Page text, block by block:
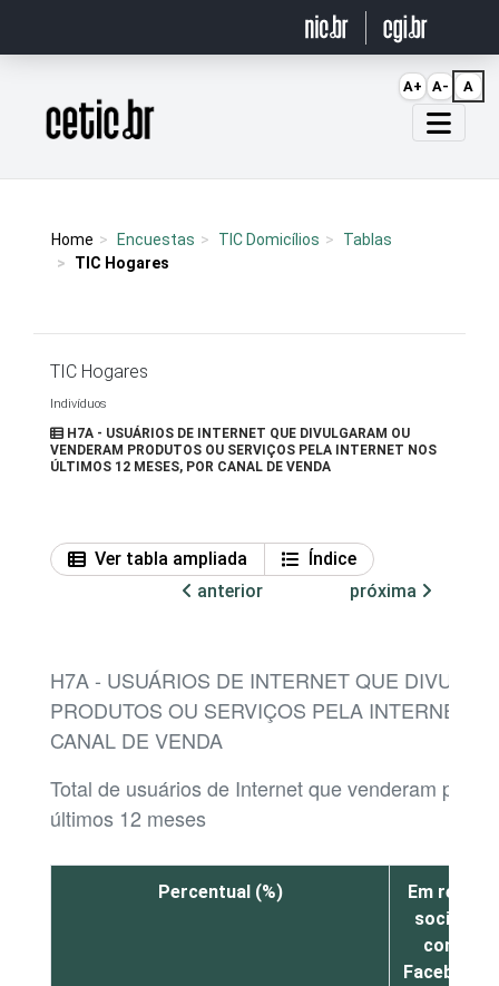
Página inicial
Home Encuestas TIC Domicílios
Tablas
TIC Hogares
TIC Hogares
Indivíduos
H7A - USUÁRIOS DE INTERNET QUE DIVULGARAM OU
VENDERAM PRODUTOS OU SERVIÇOS PELA INTERNET NOS
ÚLTIMOS 12 MESES, POR CANAL DE VENDA
Ver tabla ampliada
Índice
anterior
próxima
H7A - USUÁRIOS DE INTERNET QUE
PRODUTOS OU SERVIÇOS PELA INTERNET
CANAL DE VENDA
Total de usuários de Internet que venderam
últimos 12 meses
Percentual (%)
Em redes
sociais,
como
Facebook,
A+ A- A